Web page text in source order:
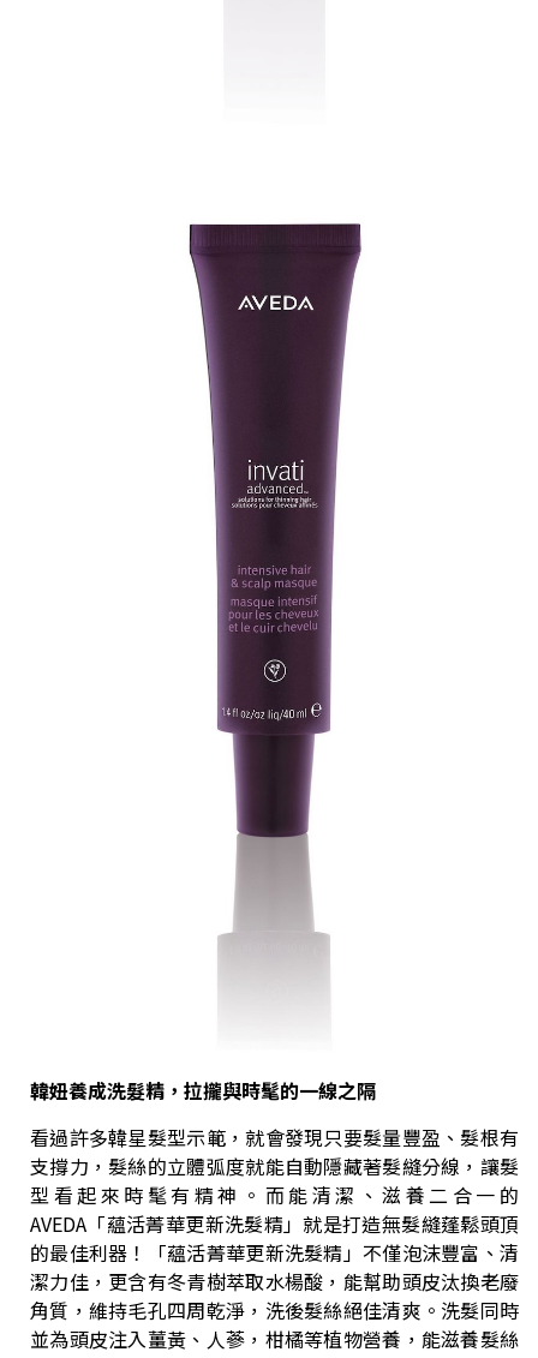
韓妞養成洗髮精，拉攏與時髦的一線之隔
看過許多韓星髮型示範，就會發現只要髮量豐盈、髮根有
支撐力，髮絲的立體弧度就能自動隱藏著髮縫分線，讓髮
型看起來時髦有精神。而能清潔、滋養二合一的
AVEDA「蘊活菁華更新洗髮精」就是打造無髮縫蓬鬆頭頂
的最佳利器！「蘊活菁華更新洗髮精」不僅泡沫豐富、清
潔力佳，更含有冬青樹萃取水楊酸，能幫助頭皮汰換老廢
角質，維持毛孔四周乾淨，洗後髮絲絕佳清爽。洗髮同時
並為頭皮注入薑黃、人蔘，柑橘等植物營養，能滋養髮絲